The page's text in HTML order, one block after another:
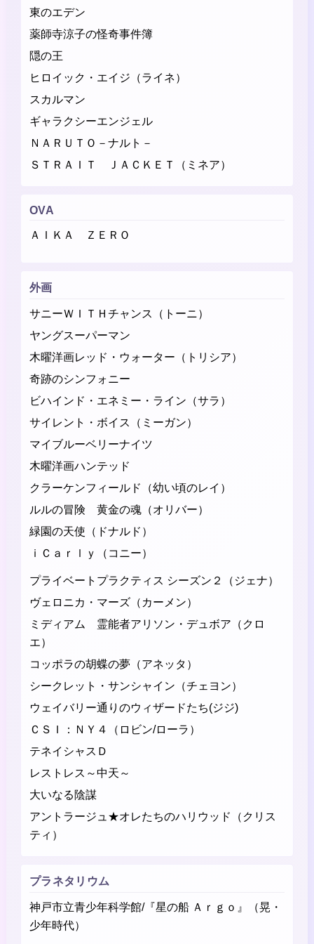
東のエデン
薬師寺涼子の怪奇事件簿
隠の王
ヒロイック・エイジ（ライネ）
スカルマン
ギャラクシーエンジェル
ＮＡＲＵＴＯ－ナルト－
ＳＴＲＡＩＴ ＪＡＣＫＥＴ（ミネア）
OVA
ＡＩＫＡ ＺＥＲＯ
外画
サニーＷＩＴＨチャンス（トーニ）
ヤングスーパーマン
木曜洋画レッド・ウォーター（トリシア）
奇跡のシンフォニー
ビハインド・エネミー・ライン（サラ）
サイレント・ボイス（ミーガン）
マイブルーベリーナイツ
木曜洋画ハンテッド
クラーケンフィールド（幼い頃のレイ）
ルルの冒険 黄金の魂（オリバー）
緑園の天使（ドナルド）
ｉＣａｒｌｙ（コニー）
プライベートプラクティス シーズン２（ジェナ）
ヴェロニカ・マーズ（カーメン）
ミディアム 霊能者アリソン・デュボア（クロ
エ）
コッポラの胡蝶の夢（アネッタ）
シークレット・サンシャイン（チェヨン）
ウェイバリー通りのウィザードたち(ジジ)
ＣＳＩ：ＮＹ４（ロビン/ローラ）
テネイシャスＤ
レストレス～中天～
大いなる陰謀
アントラージュ★オレたちのハリウッド（クリス
ティ）
プラネタリウム
神戸市立青少年科学館/『星の船 Ａｒｇｏ』（晃・
少年時代）